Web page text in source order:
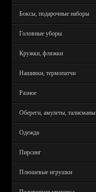
Боксы, подарочные наборы
Головные уборы
Кружки, фляжки
Нашивки, термопатчи
Разное
Обереги, амулеты, талисманы
Одежда
Пирсинг
Плюшевые игрушки